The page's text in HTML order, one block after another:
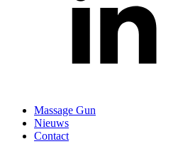
Massage Gun
Nieuws
Contact